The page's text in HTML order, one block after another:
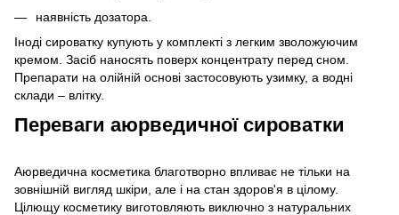
наявність дозатора.
Іноді сироватку купують у комплекті з легким зволожуючим
кремом. Засіб наносять поверх концентрату перед сном.
Препарати на олійній основі застосовують узимку, а водні
склади – влітку.
Переваги аюрведичної сироватки
Аюрведична косметика благотворно впливає не тільки на
зовнішній вигляд шкіри, але і на стан здоров'я в цілому.
Цілющу косметику виготовляють виключно з натуральних